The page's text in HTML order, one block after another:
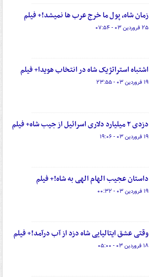
زمان شاه، پول ما خرج عرب ها نمیشد!+ فیلم
۲۵ فروردین ۰۳ - ۰۷:۵۴
اشتباه استراتژیک شاه در انتخاب هویدا+ فیلم
۱۹ فروردین ۰۳ - ۲۳:۵۵
دزدی ۲ میلیارد دلاری اسرائیل از جیب شاه+ فیلم
۱۹ فروردین ۰۳ - ۱۹:۰۶
داستان عجیب الهام الهی به شاه!+ فیلم
۱۹ فروردین ۰۳ - ۰۰:۳۲
وقتی عشق ایتالیایی شاه دزد از آب درآمد!+ فیلم
۱۸ فروردین ۰۳ - ۰۵:۰۰